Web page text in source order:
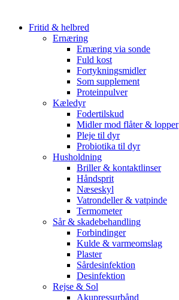
Fritid & helbred
Ernæring
Ernæring via sonde
Fuld kost
Fortykningsmidler
Som supplement
Proteinpulver
Kæledyr
Fodertilskud
Midler mod flåter & lopper
Pleje til dyr
Probiotika til dyr
Husholdning
Briller & kontaktlinser
Håndsprit
Næseskyl
Vatrondeller & vatpinde
Termometer
Sår & skadebehandling
Forbindinger
Kulde & varmeomslag
Plaster
Sårdesinfektion
Desinfektion
Rejse & Sol
Akupressurbånd